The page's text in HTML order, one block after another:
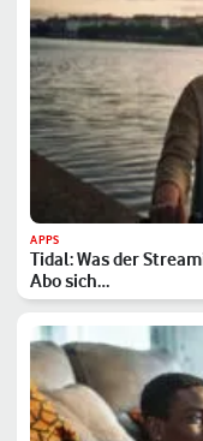
APPS
Tidal: Was der
Abo sich…